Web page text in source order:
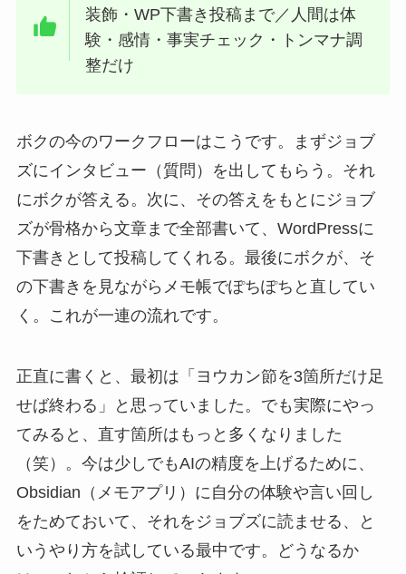
装飾・WP下書き投稿まで／人間は体
験・感情・事実チェック・トンマナ調
整だけ
ボクの今のワークフローはこうです。まずジョブ
ズにインタビュー（質問）を出してもらう。それ
にボクが答える。次に、その答えをもとにジョブ
ズが骨格から文章まで全部書いて、WordPressに
下書きとして投稿してくれる。最後にボクが、そ
の下書きを見ながらメモ帳でぽちぽちと直してい
く。これが一連の流れです。
正直に書くと、最初は「ヨウカン節を3箇所だけ足
せば終わる」と思っていました。でも実際にやっ
てみると、直す箇所はもっと多くなりました
（笑）。今は少しでもAIの精度を上げるために、
Obsidian（メモアプリ）に自分の体験や言い回し
をためておいて、それをジョブズに読ませる、と
いうやり方を試している最中です。どうなるか